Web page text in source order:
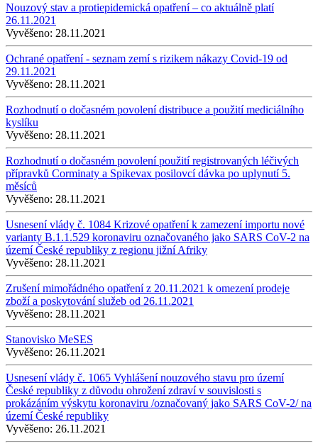
Nouzový stav a protiepidemická opatření – co aktuálně platí
26.11.2021
Vyvěšeno: 28.11.2021
Ochrané opatření - seznam zemí s rizikem nákazy Covid-19 od
29.11.2021
Vyvěšeno: 28.11.2021
Rozhodnutí o dočasném povolení distribuce a použití mediciálního
kyslíku
Vyvěšeno: 28.11.2021
Rozhodnutí o dočasném povolení použití registrovaných léčivých
přípravků Corminaty a Spikevax posilovcí dávka po uplynutí 5.
měsíců
Vyvěšeno: 28.11.2021
Usnesení vlády č. 1084 Krizové opatření k zamezení importu nové
varianty B.1.1.529 koronaviru označovaného jako SARS CoV-2 na
území České republiky z regionu jižní Afriky
Vyvěšeno: 28.11.2021
Zrušení mimořádného opatření z 20.11.2021 k omezení prodeje
zboží a poskytování služeb od 26.11.2021
Vyvěšeno: 28.11.2021
Stanovisko MeSES
Vyvěšeno: 26.11.2021
Usnesení vlády č. 1065 Vyhlášení nouzového stavu pro území
České republiky z důvodu ohrožení zdraví v souvislosti s
prokázáním výskytu koronaviru /označovaný jako SARS CoV-2/ na
území České republiky
Vyvěšeno: 26.11.2021